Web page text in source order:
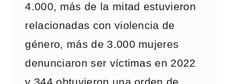
4.000, más de la mitad estuvieron
relacionadas con violencia de
género, más de 3.000 mujeres
denunciaron ser víctimas en 2022